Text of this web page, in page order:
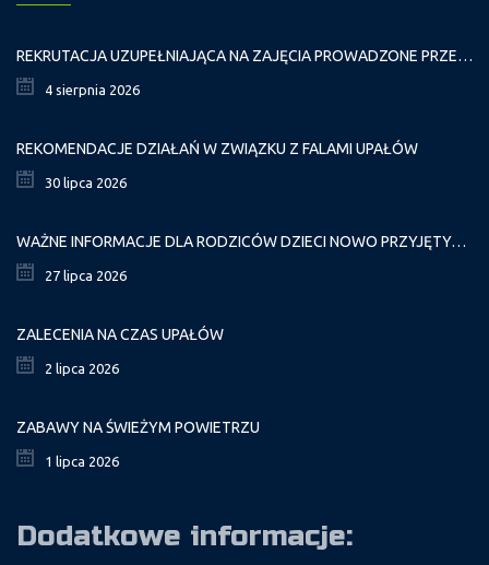
REKRUTACJA UZUPEŁNIAJĄCA NA ZAJĘCIA PROWADZONE PRZEZ PAŁAC MŁODZIEŻY W ROKU SZKOLNYM 2026/2027
4 sierpnia 2026
REKOMENDACJE DZIAŁAŃ W ZWIĄZKU Z FALAMI UPAŁÓW
30 lipca 2026
WAŻNE INFORMACJE DLA RODZICÓW DZIECI NOWO PRZYJĘTYCH GR. I
27 lipca 2026
ZALECENIA NA CZAS UPAŁÓW
2 lipca 2026
ZABAWY NA ŚWIEŻYM POWIETRZU
1 lipca 2026
Dodatkowe informacje: